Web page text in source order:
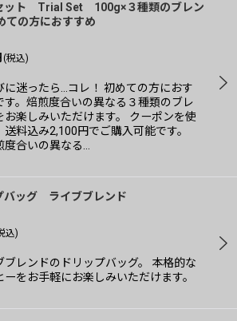
絞り込む
ット Trial Set 100g×３種類のブレン
ての方におすすめ
(税込)
に迷ったら…コレ！ 初めての方におす
す。焙煎度合いの異なる３種類のブレ
お楽しみいただけます。 クーポンを使
送料込み2,100円でご購入可能です。
度合いの異なる…
バッグ ライブブレンド
込)
ブレンドのドリップバッグ。 本格的な
ーをお手軽にお楽しみいただけます。